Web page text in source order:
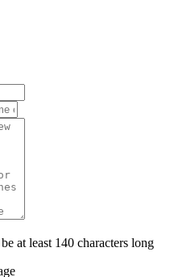
at least 140 characters long